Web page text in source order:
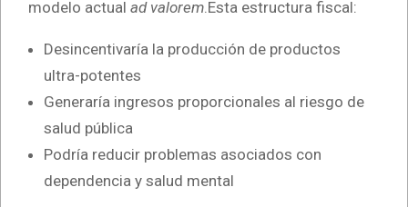
modelo actual ad valorem.Esta estructura fiscal:
Desincentivaría la producción de productos
ultra-potentes
Generaría ingresos proporcionales al riesgo de
salud pública
Podría reducir problemas asociados con
dependencia y salud mental